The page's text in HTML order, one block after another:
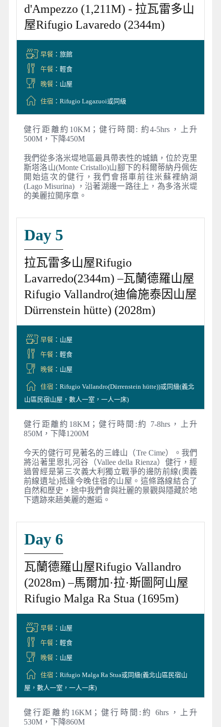
d'Ampezzo (1,211M) - 拉瓦雷多山
屋Rifugio Lavaredo (2344m)
早餐：旅館
午餐：輕食
晚餐：山屋
住宿：Rifugio Lagazuoi或同級
健行距離約10KM；健行時間: 約4-5hrs，上升
500M，下降450M
我們從多洛米堤地區最具帶表性的城鎮，位於克里
斯塔洛山(Monte Cristallo)山腳下的科爾蒂納丹佩佐
開始這次的健行，我們會搭車前往米蘇裡納湖
(Lago Misurina) ，沿著湖邊一路往上，為多洛米堤
的美麗拉開序章。
Day 5
拉瓦雷多山屋Rifugio
Lavarredo(2344m) –瓦蘭德羅山屋
Rifugio Vallandro(迪倫施泰因山屋
Dürrenstein hütte) (2028m)
早餐：山屋
午餐：輕食
晚餐：山屋
住宿：Rifugio Vallandro(Dürrenstein hütte))或同級(義北
山區民宿山屋，數人一室，一人一床)
健行距離約18KM；健行時間:約 7-8hrs，上升
850M，下降1200M
今天的健行可見著名的三峰山（Tre Cime）。我們
將沿著里恩扎河谷（Vallee della Rienza）健行，經
過曾經是第三次義大利獨立戰爭的邊防前線(奧義
前線遺址)抵達今晚住宿的山屋。這條路線結合了
自然和歷史，途中我們會與壯麗的景觀與隱藏於地
下遺跡來趟美麗的邂逅。
Day 6
瓦蘭德羅山屋Rifugio Vallandro
(2028m) –馬爾加·拉·斯圖阿山屋
Rifugio Malga Ra Stua (1695m)
早餐：山屋
午餐：輕食
晚餐：山屋
住宿：Rifugio Malga Ra Stua或同級(義北山區民宿山
屋，數人一室，一人一床)
健行距離約16KM；健行時間:約 6hrs，上升
530M，下降860M